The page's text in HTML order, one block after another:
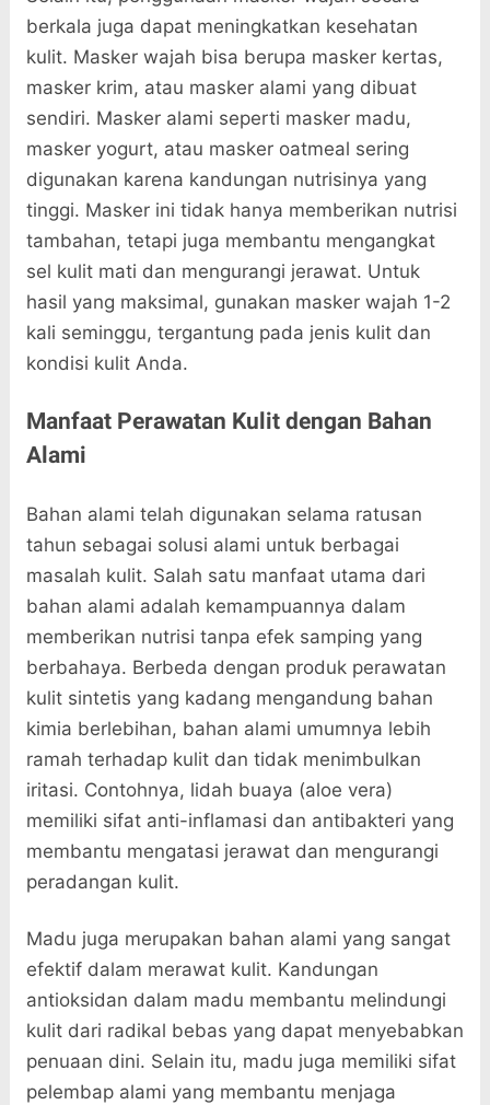
berkala juga dapat meningkatkan kesehatan
kulit. Masker wajah bisa berupa masker kertas,
masker krim, atau masker alami yang dibuat
sendiri. Masker alami seperti masker madu,
masker yogurt, atau masker oatmeal sering
digunakan karena kandungan nutrisinya yang
tinggi. Masker ini tidak hanya memberikan nutrisi
tambahan, tetapi juga membantu mengangkat
sel kulit mati dan mengurangi jerawat. Untuk
hasil yang maksimal, gunakan masker wajah 1-2
kali seminggu, tergantung pada jenis kulit dan
kondisi kulit Anda.
Manfaat Perawatan Kulit dengan Bahan
Alami
Bahan alami telah digunakan selama ratusan
tahun sebagai solusi alami untuk berbagai
masalah kulit. Salah satu manfaat utama dari
bahan alami adalah kemampuannya dalam
memberikan nutrisi tanpa efek samping yang
berbahaya. Berbeda dengan produk perawatan
kulit sintetis yang kadang mengandung bahan
kimia berlebihan, bahan alami umumnya lebih
ramah terhadap kulit dan tidak menimbulkan
iritasi. Contohnya, lidah buaya (aloe vera)
memiliki sifat anti-inflamasi dan antibakteri yang
membantu mengatasi jerawat dan mengurangi
peradangan kulit.
Madu juga merupakan bahan alami yang sangat
efektif dalam merawat kulit. Kandungan
antioksidan dalam madu membantu melindungi
kulit dari radikal bebas yang dapat menyebabkan
penuaan dini. Selain itu, madu juga memiliki sifat
pelembap alami yang membantu menjaga